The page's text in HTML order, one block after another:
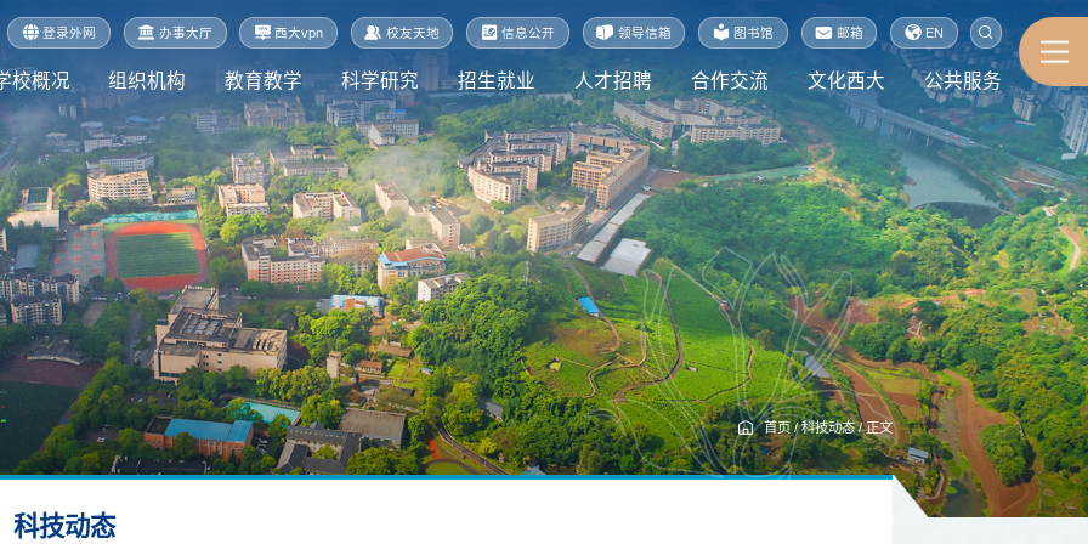
登录外网 办事大厅 西大vpn 校友天地 信息公开 领导信箱 图书馆 邮箱 EN
校概况 组织机构 教育教学 科学研究 招生就业 人才招聘 合作交流 文化西大 公共服务
首页/科技动态/正文
科技动态